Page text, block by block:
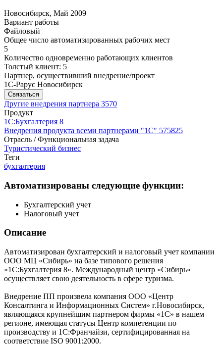
Новосибирск, Май 2009
Вариант работы
Файловый
Общее число автоматизированных рабочих мест
5
Количество одновременно работающих клиентов
Толстый клиент: 5
Партнер, осуществивший внедрение/проект
1С-Рарус Новосибирск
Связаться
Другие внедрения партнера 3570
Продукт
1С:Бухгалтерия 8
Внедрения продукта всеми партнерами "1С" 575825
Отрасль / Функциональная задача
Туристический бизнес
Теги
бухгалтерия
Автоматизированы следующие функции:
Бухгалтерский учет
Налоговый учет
Описание
Автоматизирован бухгалтерский и налоговый учет компании
ООО МЦ «Сибирь» на базе типового решения
«1С:Бухгалтерия 8». Международный центр «Сибирь»
осуществляет свою деятельность в сфере туризма.
Внедрение ПП произвела компания ООО «Центр
Консалтинга и Информационных Систем» г.Новосибирск,
являющаяся крупнейшим партнером фирмы «1С» в нашем
регионе, имеющая статусы Центр компетенции по
производству и 1С:Франчайзи, сертифицированная на
соответствие ISO 9001:2000.